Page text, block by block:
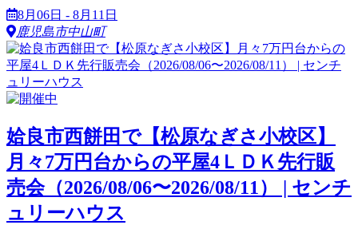
8月06日 - 8月11日
鹿児島市中山町
姶良市西餅田で【松原なぎさ小校区】
月々7万円台からの平屋4ＬＤＫ先行販
売会（2026/08/06〜2026/08/11） | センチ
ュリーハウス